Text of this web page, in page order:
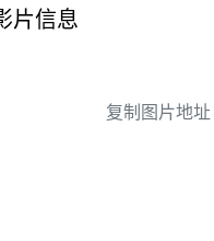
片信息
复制图片地址